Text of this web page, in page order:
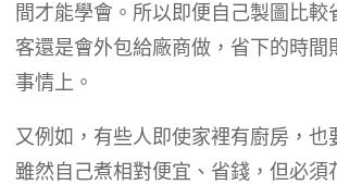
間才能學會。所以即便自己製圖比較
客還是會外包給廠商做，省下的時間
事情上。
又例如，有些人即使家裡有廚房，也
雖然自己煮相對便宜、省錢，但必須